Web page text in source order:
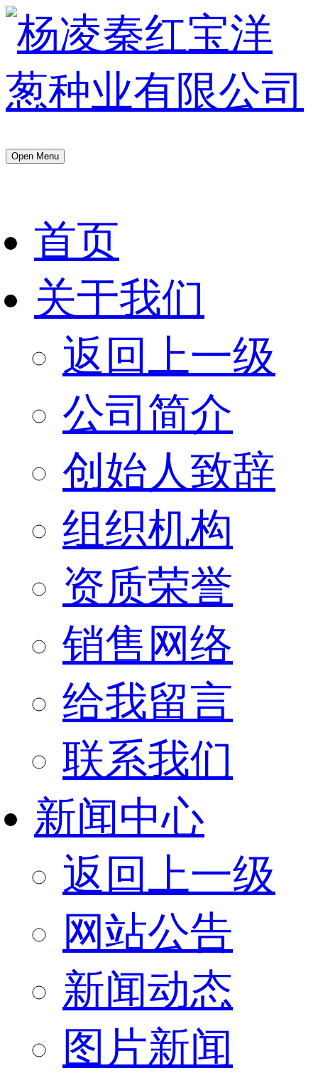
Open Menu
首页
关于我们
返回上一级
公司简介
创始人致辞
组织机构
资质荣誉
销售网络
给我留言
联系我们
新闻中心
返回上一级
网站公告
新闻动态
图片新闻